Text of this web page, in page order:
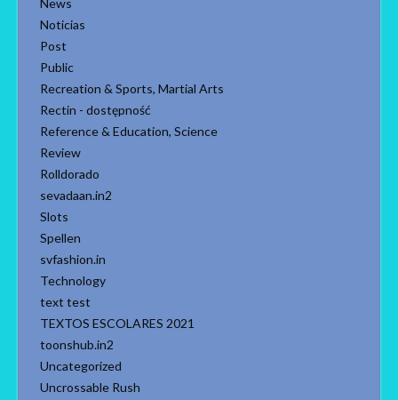
News
Noticias
Post
Public
Recreation & Sports, Martial Arts
Rectin - dostępność
Reference & Education, Science
Review
Rolldorado
sevadaan.in2
Slots
Spellen
svfashion.in
Technology
text test
TEXTOS ESCOLARES 2021
toonshub.in2
Uncategorized
Uncrossable Rush